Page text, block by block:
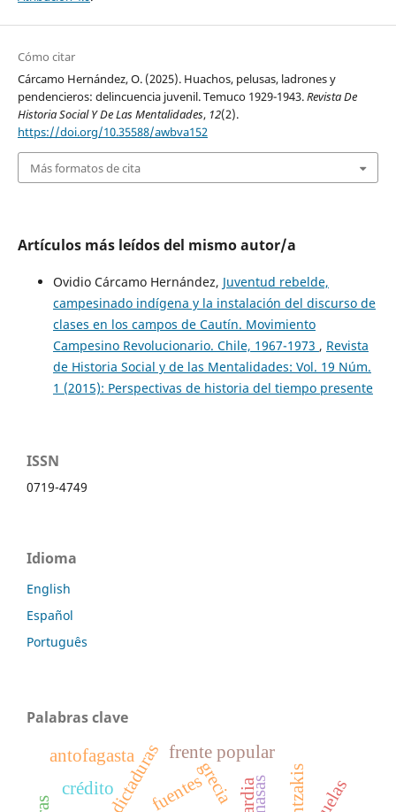
Cómo citar
Cárcamo Hernández, O. (2025). Huachos, pelusas, ladrones y
pendencieros: delincuencia juvenil. Temuco 1929-1943.Revista De
Historia Social Y De Las Mentalidades, 12(2).
https://doi.org/10.35588/awbva152
Más formatos de cita
Artículos más leídos del mismo autor/a
Ovidio Cárcamo Hernández, Juventud rebelde,
campesinado indígena y la instalación del discurso de
clases en los campos de Cautín. Movimiento
Campesino Revolucionario. Chile, 1967-1973 , Revista
de Historia Social y de las Mentalidades: Vol. 19 Núm.
1 (2015): Perspectivas de historia del tiempo presente
ISSN
0719-4749
Idioma
English
Español
Português
Palabras clave
fuentes
dictaduras grecia
frente popular
masas
crédito
antofagasta